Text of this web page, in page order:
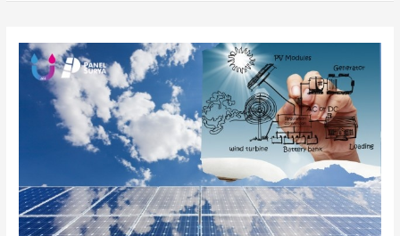
Pemanfaatan
Panel
Surya
Pengeluaran
Listrik
Rumah